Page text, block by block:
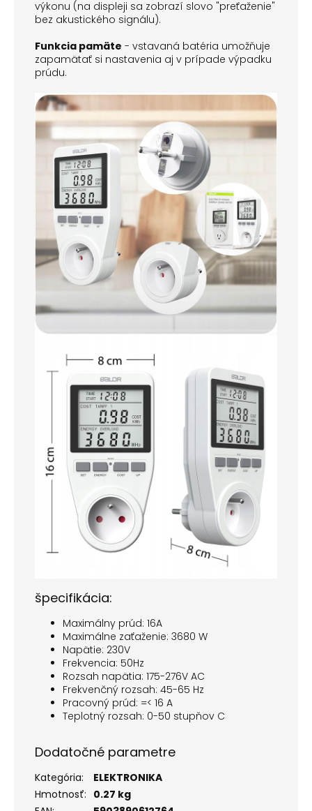
výkonu (na displeji sa zobrazí slovo "preťaženie"
bez akustického signálu).
Funkcia pamäte - vstavaná batéria umožňuje
zapamätať si nastavenia aj v prípade výpadku
prúdu.
špecifikácia:
Maximálny prúd: 16A
Maximálne zaťaženie: 3680 W
Napätie: 230V
Frekvencia: 50Hz
Rozsah napätia: 175-276V AC
Frekvenčný rozsah: 45-65 Hz
Pracovný prúd: =< 16 A
Teplotný rozsah: 0-50 stupňov C
Dodatočné parametre
Kategória:
ELEKTRONIKA
Hmotnosť: 0.27 kg